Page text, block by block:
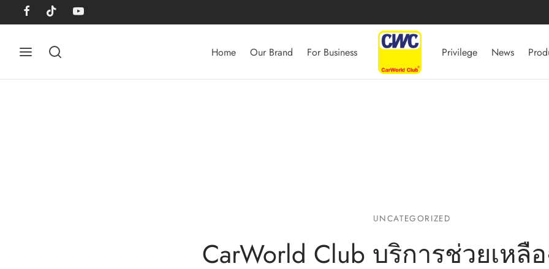
Home Our Brand For Business Privilege News
UNCATEGORIZED
CarWorld Club บริการช่วยเหลื